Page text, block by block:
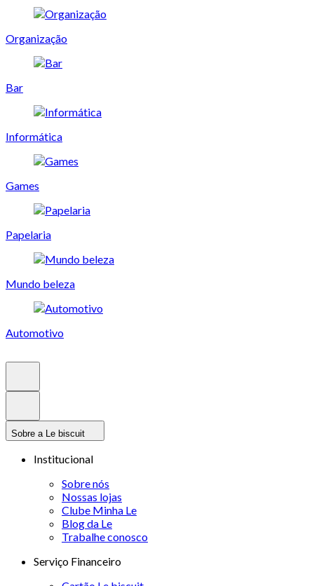
Organização
Bar
Informática
Games
Papelaria
Mundo beleza
Automotivo
Sobre a Le biscuit
Institucional
Sobre nós
Nossas lojas
Clube Minha Le
Blog da Le
Trabalhe conosco
Serviço Financeiro